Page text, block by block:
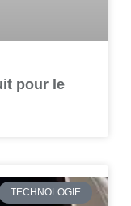
pour le
TECHNOLOGIE